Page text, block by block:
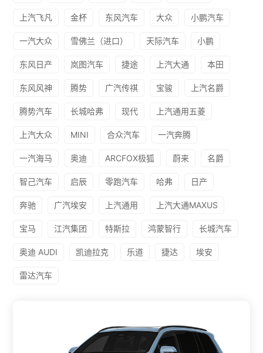
上汽飞凡 金杯 东风汽车 大众 小鹏汽车
一汽大众 雪佛兰（进口） 天际汽车 小鹏
东风日产 岚图汽车 捷途 上汽大通 本田
东风风神 腾势 广汽传祺 宝骏 上汽名爵
腾势汽车 长城哈弗 现代 上汽通用五菱
上汽大众 MINI 合众汽车 一汽奔腾
一汽海马 奥迪 ARCFOX极狐 蔚来 名爵
智己汽车 启辰 零跑汽车 哈弗 日产
奔驰 广汽埃安 上汽通用 上汽大通MAXUS
宝马 江汽集团 特斯拉 鸿蒙智行 长城汽车
奥迪 AUDI 凯迪拉克 乐道 捷达 埃安
雷达汽车